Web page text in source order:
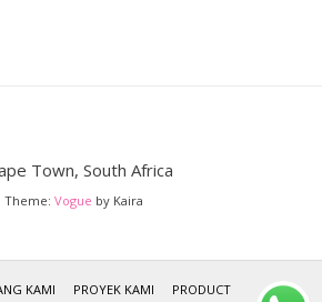
Town, South Africa
Theme: Vogue by Kaira
KAMI PROYEK KAMI PRODUCT